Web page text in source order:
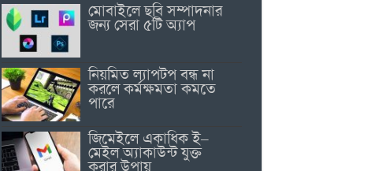
মোবাইলে ছবি সম্পাদনার
জন্য সেরা ৫টি অ্যাপ
নিয়মিত ল্যাপটপ বন্ধ না
করলে কর্মক্ষমতা কমতে
পারে
জিমেইলে একাধিক ই–
মেইল অ্যাকাউন্ট যুক্ত
করার উপায়